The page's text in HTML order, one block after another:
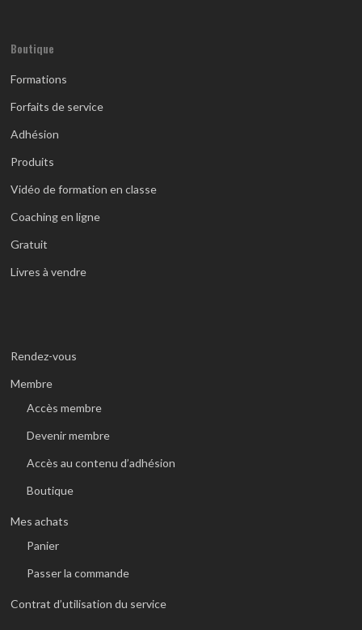
Boutique
Formations
Forfaits de service
Adhésion
Produits
Vidéo de formation en classe
Coaching en ligne
Gratuit
Livres à vendre
Rendez-vous
Membre
Accès membre
Devenir membre
Accès au contenu d’adhésion
Boutique
Mes achats
Panier
Passer la commande
Contrat d’utilisation du service